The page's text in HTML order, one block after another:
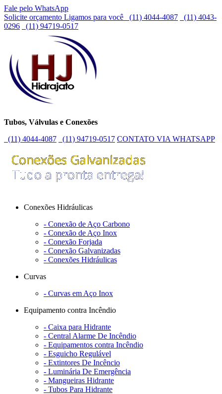
Fale pelo WhatsApp
Solicite orçamento Ligamos para você (11) 4044-4087
(11) 4043-
0296
(11) 94719-0517
Tubos, Válvulas e Conexões
(11) 4044-4087
(11) 94719-0517 CONTATO VIA WHATSAPP
Conexões Hidráulicas
- Conexão de Aço Carbono
- Conexão de Aço Inox
- Conexão Forjada
- Conexão Galvanizadas
- Conexões Hidráulicas
Curvas
- Curvas em Aço Inox
Equipamento contra Incêndio
- Caixa para Hidrante
- Central Alarme De Incêndio
- Equipamentos contra Incêndio
- Esguicho Regulável
- Extintores De Incêncio
- Luminária De Emergência
- Mangueiras Hidrante
- Tubos Para Hidrante